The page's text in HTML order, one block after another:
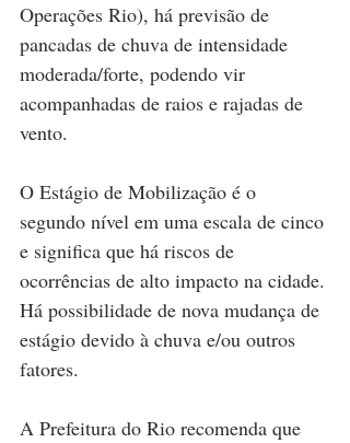
Operações Rio), há previsão de
pancadas de chuva de intensidade
moderada/forte, podendo vir
acompanhadas de raios e rajadas de
vento.
O Estágio de Mobilização é o
segundo nível em uma escala de cinco
e significa que há riscos de
ocorrências de alto impacto na cidade.
Há possibilidade de nova mudança de
estágio devido à chuva e/ou outros
fatores.
A Prefeitura do Rio recomenda que